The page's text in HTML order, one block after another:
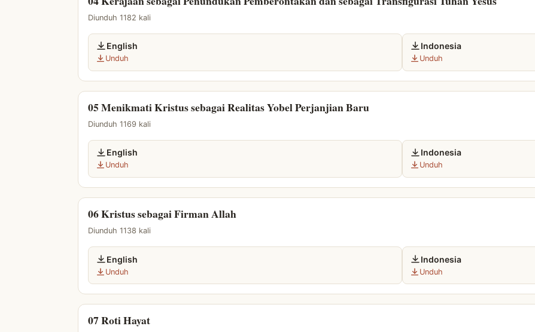
Diunduh 1182 kali
English
Unduh
Indonesia
Unduh
05 Menikmati Kristus sebagai Realitas Yobel Perjanjian Baru
Diunduh 1169 kali
English
Unduh
Indonesia
Unduh
06 Kristus sebagai Firman Allah
Diunduh 1138 kali
English
Unduh
Indonesia
Unduh
07 Roti Hayat